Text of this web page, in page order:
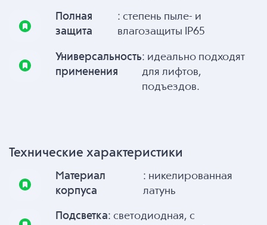
Полная
защита
: степень пыле- и
влагозащиты IP65
Универсальность
применения
: идеально подходят
для лифтов,
подъездов.
Технические характеристики
Материал
корпуса
: никелированная
латунь
Подсветка: светодиодная, с